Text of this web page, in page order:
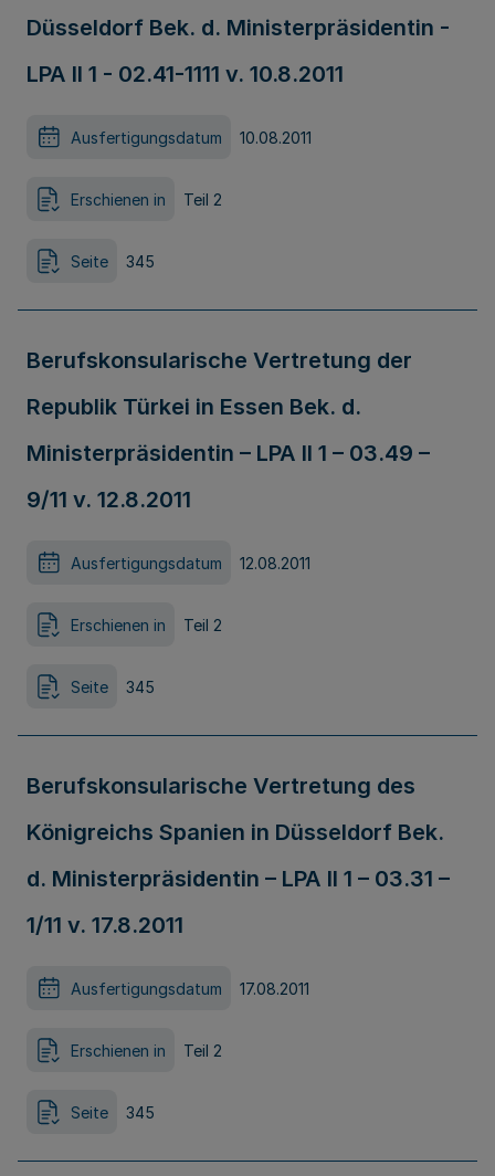
Düsseldorf Bek. d. Ministerpräsidentin -
LPA Il 1 - 02.41-1111 v. 10.8.2011
Ausfertigungsdatum 10.08.2011
Erschienen in Teil 2
Seite 345
Berufskonsularische Vertretung der
Republik Türkei in Essen Bek. d.
Ministerpräsidentin – LPA II 1 – 03.49 –
9/11 v. 12.8.2011
Ausfertigungsdatum 12.08.2011
Erschienen in Teil 2
Seite 345
Berufskonsularische Vertretung des
Königreichs Spanien in Düsseldorf Bek.
d. Ministerpräsidentin – LPA II 1 – 03.31 –
1/11 v. 17.8.2011
Ausfertigungsdatum 17.08.2011
Erschienen in Teil 2
Seite 345